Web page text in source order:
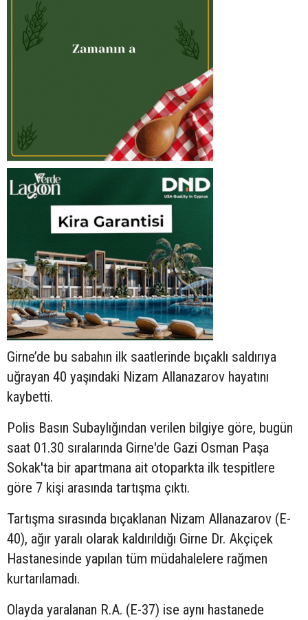
Girne’de bu sabahın ilk saatlerinde bıçaklı saldırıya
uğrayan 40 yaşındaki Nizam Allanazarov hayatını
kaybetti.
Polis Basın Subaylığından verilen bilgiye göre, bugün
saat 01.30 sıralarında Girne'de Gazi Osman Paşa
Sokak'ta bir apartmana ait otoparkta ilk tespitlere
göre 7 kişi arasında tartışma çıktı.
Tartışma sırasında bıçaklanan Nizam Allanazarov (E-
40), ağır yaralı olarak kaldırıldığı Girne Dr. Akçiçek
Hastanesinde yapılan tüm müdahalelere rağmen
kurtarılamadı.
Olayda yaralanan R.A. (E-37) ise aynı hastanede